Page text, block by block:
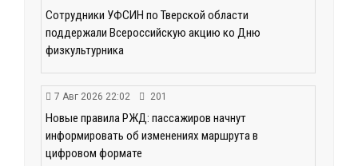
Сотрудники УФСИН по Тверской области
поддержали Всероссийскую акцию ко Дню
физкультурника
7 Авг 2026 22:02 201
Новые правила РЖД: пассажиров начнут
информировать об изменениях маршрута в
цифровом формате